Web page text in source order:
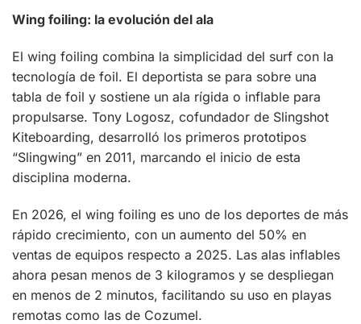
Wing foiling: la evolución del ala
El wing foiling combina la simplicidad del surf con la
tecnología de foil. El deportista se para sobre una
tabla de foil y sostiene un ala rígida o inflable para
propulsarse. Tony Logosz, cofundador de Slingshot
Kiteboarding, desarrolló los primeros prototipos
“Slingwing” en 2011, marcando el inicio de esta
disciplina moderna.
En 2026, el wing foiling es uno de los deportes de más
rápido crecimiento, con un aumento del 50% en
ventas de equipos respecto a 2025. Las alas inflables
ahora pesan menos de 3 kilogramos y se despliegan
en menos de 2 minutos, facilitando su uso en playas
remotas como las de Cozumel.